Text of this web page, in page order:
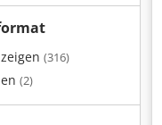
(316)
(2)